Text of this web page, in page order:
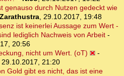
genauso durch Nutzen gedeckt wie
Zarathustra, 29.10.2017, 19:48
ist keinerlei Aussage zum Wert -
lediglich Nachweis von Arbeit -
20:56
nicht um Wert. (oT)
-
29.10.2017, 21:20
Gold gibt es nicht, das ist eine